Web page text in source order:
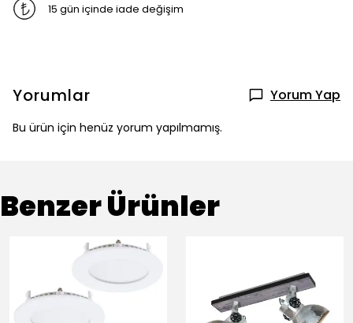
15 gün içinde iade değişim
Yorumlar Yorum Yap
Bu ürün için henüz yorum yapılmamış.
Benzer Ürünler